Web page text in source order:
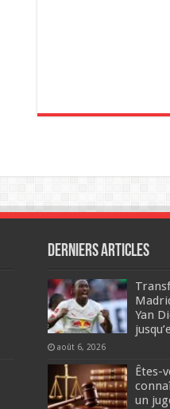
Derniers articles
Yan
août 6, 2026
Êtes-
un